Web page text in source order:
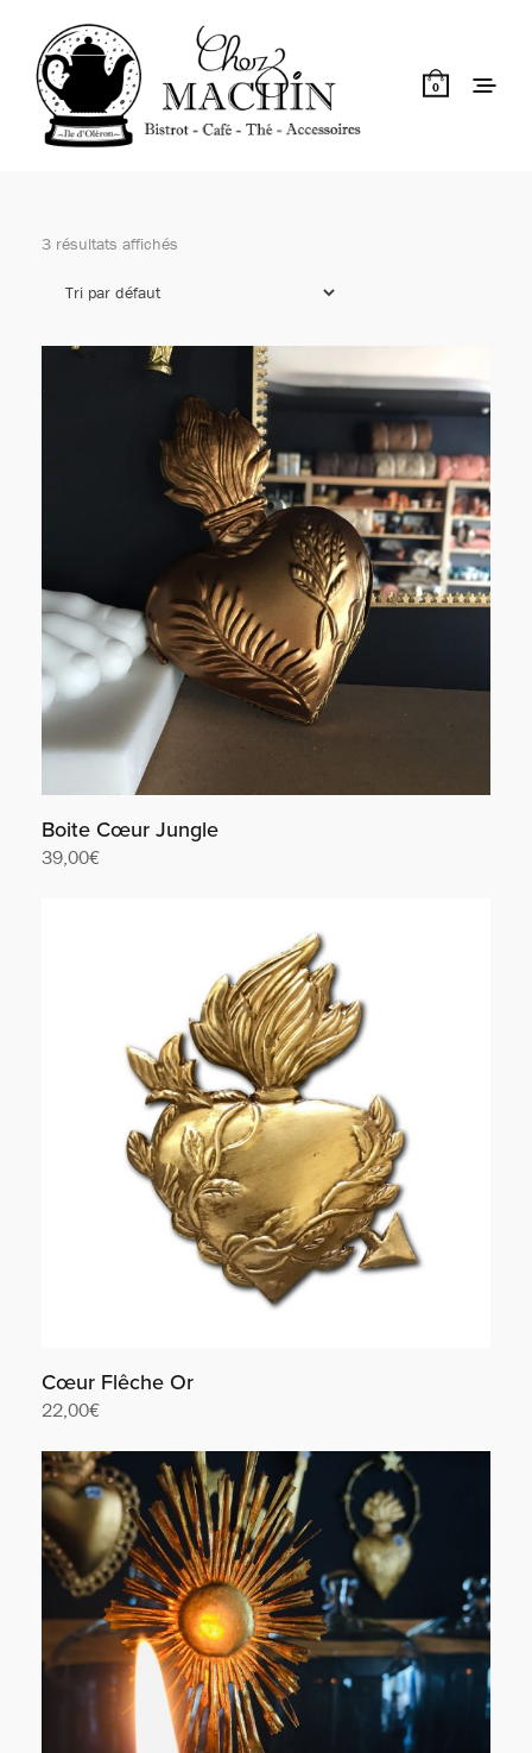
0
3 résultats affichés
Boite Cœur Jungle
39,00€
Cœur Flêche Or
22,00€